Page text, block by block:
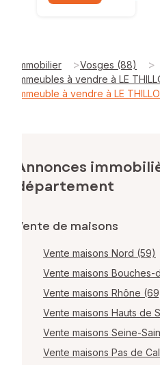
Immobilier >Vosges (88) >
Immeubles à vendre à LE
Immeuble à vendre à LE
Annonces
département
Vente de maisons
Vente maisons Nord (59)
Vente maisons Bouches-
Vente maisons Rhône
Vente maisons Hauts de
Vente maisons Seine-
Vente maisons Pas de